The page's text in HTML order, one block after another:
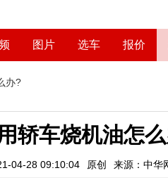
图片 选车 报价
办?
轿车烧机油怎
04-28 09:10:04 原创 来源：中华